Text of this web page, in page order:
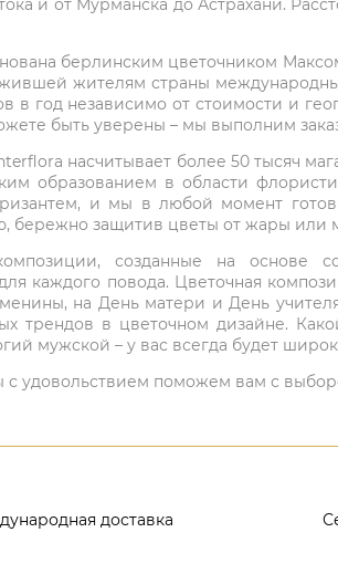
и от Мурманска до Астрахани.
берлинским цветочником
жителям страны
в год независимо от стоимости и
быть уверены – мы выполним
насчитывает более 50 тысяч
образованием в области
и мы в любой момент
бережно защитив цветы от жары или
созданные на
каждого повода. Цветочная
на День матери и День
трендов в цветочном дизайне.
мужской – у вас всегда будет
с удовольствием поможем вам с
доставка